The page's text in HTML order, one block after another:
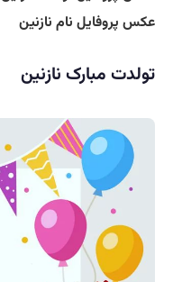
عکس پروفایل نام نازنین
تولدت مبارک نازنین